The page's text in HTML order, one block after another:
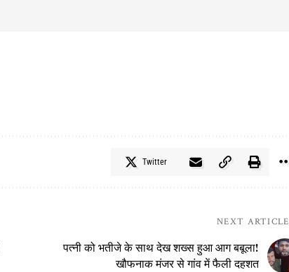
Twitter
NEXT ARTICLE
पत्नी को भतीजे के साथ देख शख्स हुआ आग बबूला!
खौफनाक मंजर से गांव में फैली दहशत